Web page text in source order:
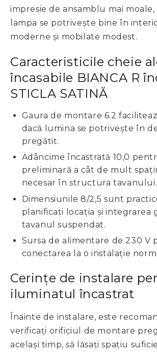
impresie de ansamblu mai
lampa se potrivește bine în
moderne și mobilate modest.
Caracteristicile cheie
încasabile BIANCA R
STICLA SATINĂ
Gaura de montare 6.2
dacă lumina se potrivește în
pregătit.
Adâncime încastrată 10,0
preliminară a cât de mult
necesar în structura tavanului.
Dimensiunile 8/2,5 sunt
planificați locația și integrarea
tavanul suspendat.
Sursa de alimentare de 230 V
conectarea la o instalație
Cerințe de instalare
iluminatul încastrat
Înainte de instalare, este
verificați orificiul de montare
același timp, să lăsați spațiu